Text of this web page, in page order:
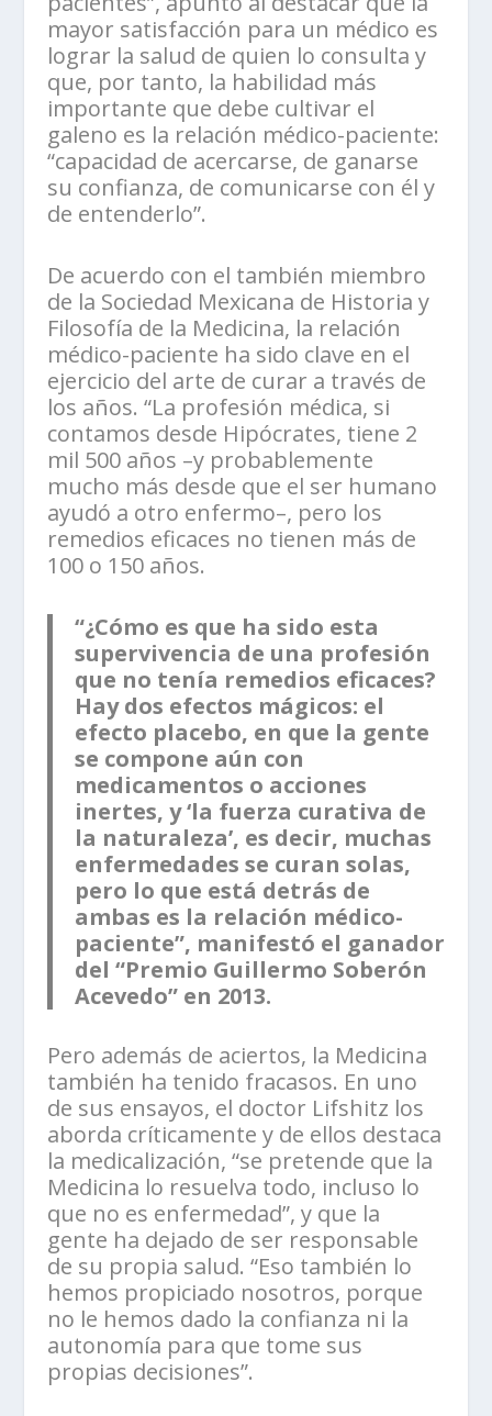
mayor satisfacción para un médico es
lograr la salud de quien lo consulta y
que, por tanto, la habilidad más
importante que debe cultivar el
galeno es la relación médico-paciente:
“capacidad de acercarse, de ganarse
su confianza, de comunicarse con él y
de entenderlo”.
De acuerdo con el también miembro
de la Sociedad Mexicana de Historia y
Filosofía de la Medicina, la relación
médico-paciente ha sido clave en el
ejercicio del arte de curar a través de
los años. “La profesión médica, si
contamos desde Hipócrates, tiene 2
mil 500 años –y probablemente
mucho más desde que el ser humano
ayudó a otro enfermo–, pero los
remedios eficaces no tienen más de
100 o 150 años.
“¿Cómo es que ha sido esta
supervivencia de una profesión
que no tenía remedios eficaces?
Hay dos efectos mágicos: el
efecto placebo, en que la gente
se compone aún con
medicamentos o acciones
inertes, y ‘la fuerza curativa de
la naturaleza’, es decir, muchas
enfermedades se curan solas,
pero lo que está detrás de
ambas es la relación médico-
paciente”, manifestó el ganador
del “Premio Guillermo Soberón
Acevedo” en 2013.
Pero además de aciertos, la Medicina
también ha tenido fracasos. En uno
de sus ensayos, el doctor Lifshitz los
aborda críticamente y de ellos destaca
la medicalización, “se pretende que la
Medicina lo resuelva todo, incluso lo
que no es enfermedad”, y que la
gente ha dejado de ser responsable
de su propia salud. “Eso también lo
hemos propiciado nosotros, porque
no le hemos dado la confianza ni la
autonomía para que tome sus
propias decisiones”.